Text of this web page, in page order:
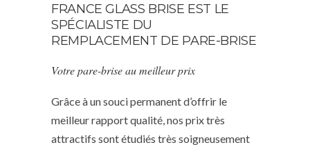
FRANCE GLASS BRISE EST LE
SPÉCIALISTE DU
REMPLACEMENT DE PARE-BRISE
Votre pare-brise au meilleur prix
Grâce à un souci permanent d’offrir le
meilleur rapport qualité, nos prix très
attractifs sont étudiés très soigneusement